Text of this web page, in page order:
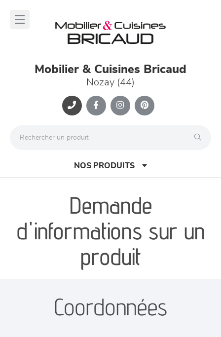
Mobilier & Cuisines Bricaud
Nozay (44)
NOS PRODUITS
canapés et fauteuils
séjours
meubles de complément
chambres et dressing
Demande
d'informations sur un
produit
Coordonnées